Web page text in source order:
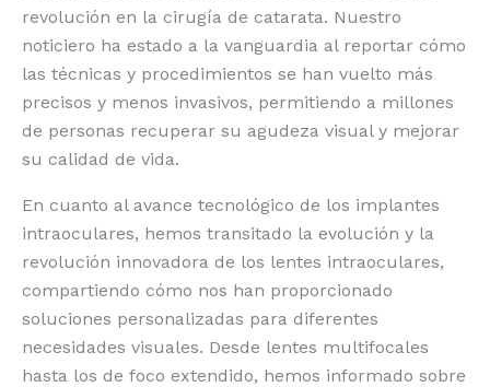
revolución en la cirugía de catarata. Nuestro
noticiero ha estado a la vanguardia al reportar cómo
las técnicas y procedimientos se han vuelto más
precisos y menos invasivos, permitiendo a millones
de personas recuperar su agudeza visual y mejorar
su calidad de vida.
En cuanto al avance tecnológico de los implantes
intraoculares, hemos transitado la evolución y la
revolución innovadora de los lentes intraoculares,
compartiendo cómo nos han proporcionado
soluciones personalizadas para diferentes
necesidades visuales. Desde lentes multifocales
hasta los de foco extendido, hemos informado sobre